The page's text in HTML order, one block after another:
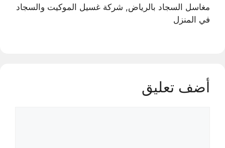
مغاسل السجاد بالرياض, شركة غسيل الموكيت والسجاد
في المنزل
أضف تعليق